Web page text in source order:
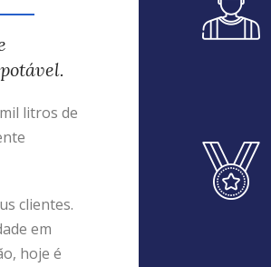
litros de
clientes.
em
hoje é